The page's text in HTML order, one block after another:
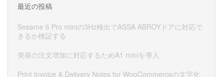
最近の投稿
Sesame 6 Pro miniの3Hz検出でASSA ABROYドアに対応で
きるか検証する
突発の注文増加に対応するためA1 miniを導入
Print Invoice & Delivery Notes for WooCommerceの文字化